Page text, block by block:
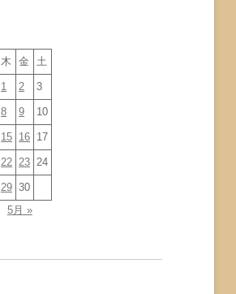
木 金 土
1 2 3
8 9 10
15 16 17
22 23 24
29 30
5月 »